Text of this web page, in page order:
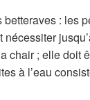
: les
chair ; elle doit
à l’eau